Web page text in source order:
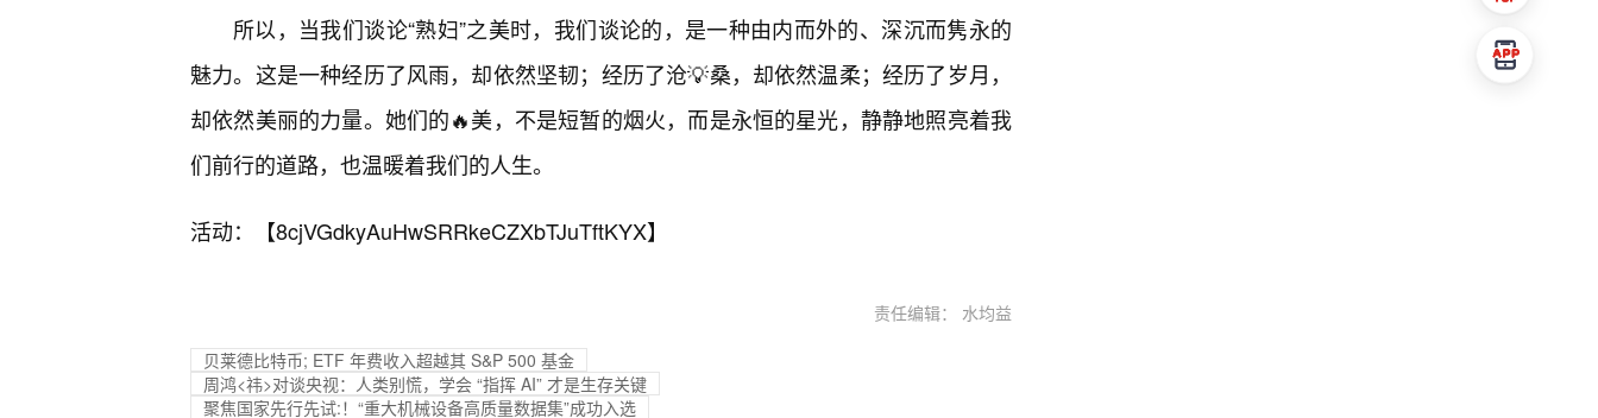
所以，当我们谈论“熟妇”之美时，我们谈论的，是一种由内而外的、深沉而隽永的
魅力。这是一种经历了风雨，却依然坚韧；经历了沧💡桑，却依然温柔；经历了岁月，
却依然美丽的力量。她们的🔥美，不是短暂的烟火，而是永恒的星光，静静地照亮着我
们前行的道路，也温暖着我们的人生。
活动：【8cjVGdkyAuHwSRRkeCZXbTJuTftKYX】
责任编辑： 水均益
贝莱德比特币; ETF 年费收入超越其 S&P 500 基金
周鸿<祎>对谈央视：人类别慌，学会 “指挥 AI” 才是生存关键
聚焦国家先行先试:！“重大机械设备高质量数据集”成功入选